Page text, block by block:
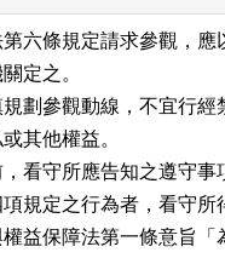
六條規定請求參觀，應
定之。
劃參觀動線，不宜行
其他權益。
看守所應告知之遵守事
規定之行為者，看守所
益保障法第一條意旨